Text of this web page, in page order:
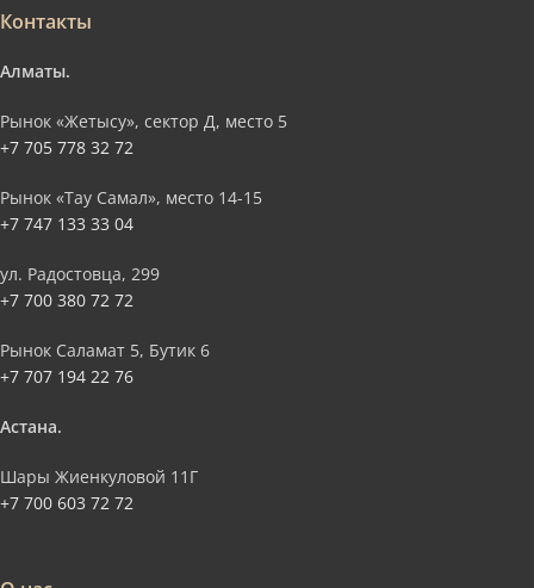
Контакты
Алматы.
Рынок «Жетысу», сектор Д, место 5
+7 705 778 32 72
Рынок «Тау Самал», место 14-15
+7 747 133 33 04
ул. Радостовца, 299
+7 700 380 72 72
Рынок Саламат 5, Бутик 6
+7 707 194 22 76
Астана.
Шары Жиенкуловой 11Г
+7 700 603 72 72